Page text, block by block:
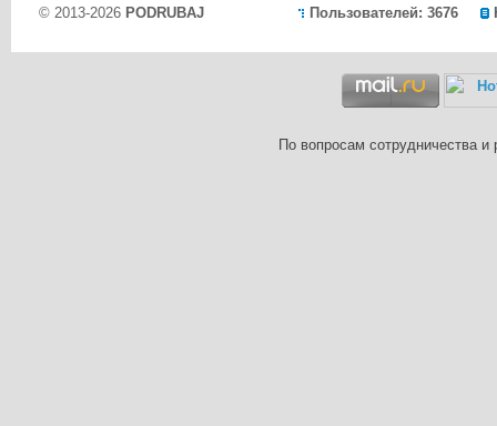
Пользователей: 3676
© 2013-2026 PODRUBAJ
По вопросам сотрудничества